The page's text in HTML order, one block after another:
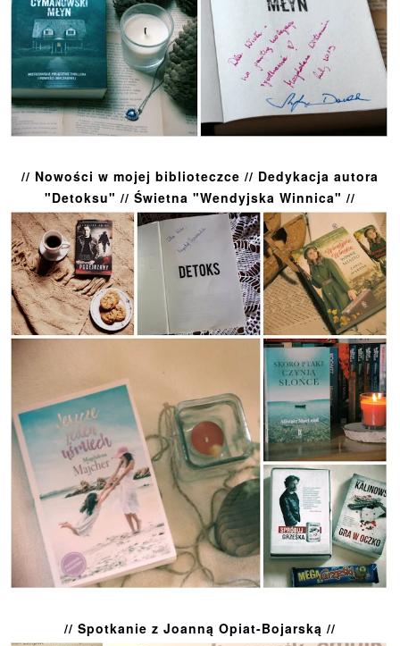
// Nowości w mojej biblioteczce // Dedykacja autora
"Detoksu" // Świetna "Wendyjska Winnica" //
// Spotkanie z Joanną Opiat-Bojarską //